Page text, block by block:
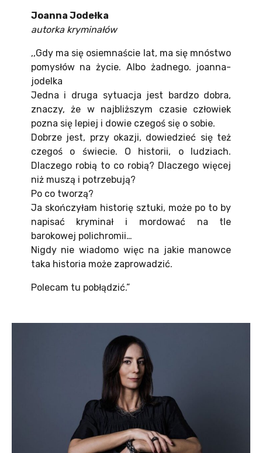
Joanna Jodełka
autorka kryminałów
,,Gdy ma się osiemnaście lat, ma się mnóstwo
pomysłów na życie. Albo żadnego. joanna-
jodelka
Jedna i druga sytuacja jest bardzo dobra,
znaczy, że w najbliższym czasie człowiek
pozna się lepiej i dowie czegoś się o sobie.
Dobrze jest, przy okazji, dowiedzieć się też
czegoś o świecie. O historii, o ludziach.
Dlaczego robią to co robią? Dlaczego więcej
niż muszą i potrzebują?
Po co tworzą?
Ja skończyłam historię sztuki, może po to by
napisać kryminał i mordować na tle
barokowej polichromii…
Nigdy nie wiadomo więc na jakie manowce
taka historia może zaprowadzić.
Polecam tu pobłądzić.”